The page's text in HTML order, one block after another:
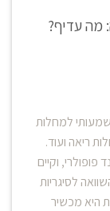
מה עדיף?
למחלות
ריאה ועוד.
פופולרי, וקיים
לסיגריות
היא מכשיר